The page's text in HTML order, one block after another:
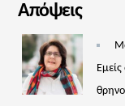
Απόψεις